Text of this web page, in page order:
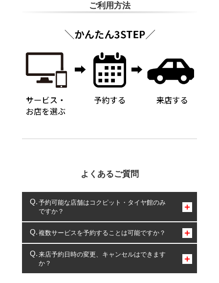
ご利用方法
よくあるご質問
予約可能な店舗はコクピット・タイヤ館のみ
ですか？
コクピット・タイヤ館のみとなります。
複数サービスを予約することは可能ですか？
複数サービスのご予約は可能です。
一部の商品・サービスの組み合わせに限り、同時にご予約が
出来ないものもございます。
来店予約日時の変更、キャンセルはできます
か？